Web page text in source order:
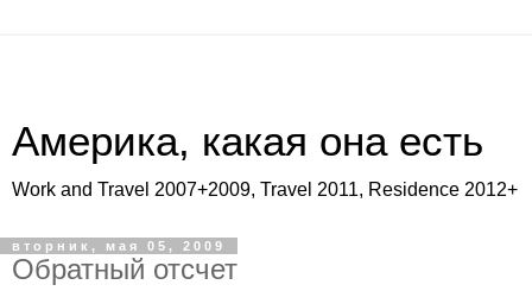
Америка, какая она есть
Work and Travel 2007+2009, Travel 2011, Residence 2012+
вторник, мая 05, 2009
Обратный отсчет